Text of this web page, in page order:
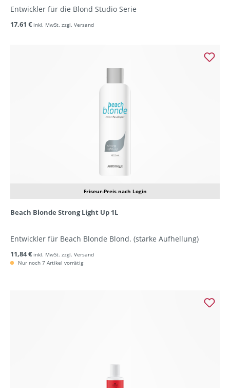
Entwickler für die Blond Studio Serie
17,61 € inkl. MwSt. zzgl. Versand
Friseur-Preis nach Login
Beach Blonde Strong Light Up 1L
Entwickler für Beach Blonde Blond. (starke Aufhellung)
11,84 € inkl. MwSt. zzgl. Versand
Nur noch 7 Artikel vorrätig